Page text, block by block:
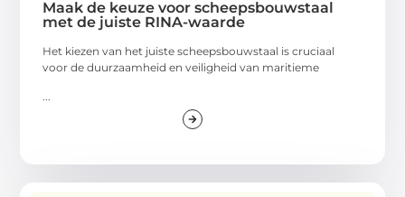
Maak de keuze voor scheepsbouwstaal
met de juiste RINA-waarde
Het kiezen van het juiste scheepsbouwstaal is cruciaal
voor de duurzaamheid en veiligheid van maritieme
...